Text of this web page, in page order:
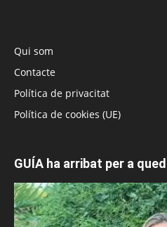
Qui som
Contacte
Política de privacitat
Política de cookies (UE)
GUÍA ha arribat per a
Reproductor
de
vídeo